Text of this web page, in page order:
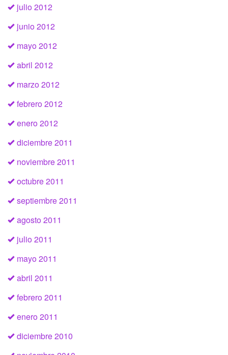
julio 2012
junio 2012
mayo 2012
abril 2012
marzo 2012
febrero 2012
enero 2012
diciembre 2011
noviembre 2011
octubre 2011
septiembre 2011
agosto 2011
julio 2011
mayo 2011
abril 2011
febrero 2011
enero 2011
diciembre 2010